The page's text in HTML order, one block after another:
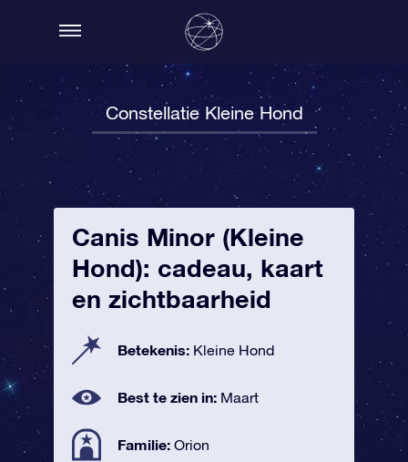
Constellatie Kleine Hond
Canis Minor (Kleine
Hond): cadeau, kaart
en zichtbaarheid
Betekenis: Kleine Hond
Best te zien in: Maart
Familie: Orion